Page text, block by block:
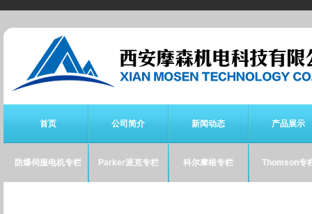
首页 公司简介 新闻动态 产品展示
防爆伺服电机专栏 Parker派克专栏 科尔摩根专栏 Thomson专